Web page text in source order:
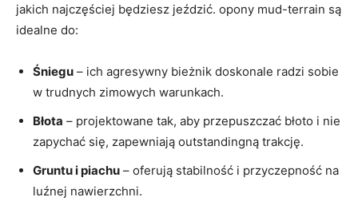
jakich najczęściej będziesz jeździć. opony mud-terrain są
idealne⁢ do:
Śniegu – ich​ agresywny bieżnik doskonale radzi sobie
⁢w trudnych zimowych warunkach.
Błota ​– projektowane ⁢tak, aby przepuszczać ⁣błoto i nie
zapychać się, zapewniają outstandingną trakcję.
Gruntu i piachu – oferują stabilność i przyczepność na
luźnej ‌nawierzchni.